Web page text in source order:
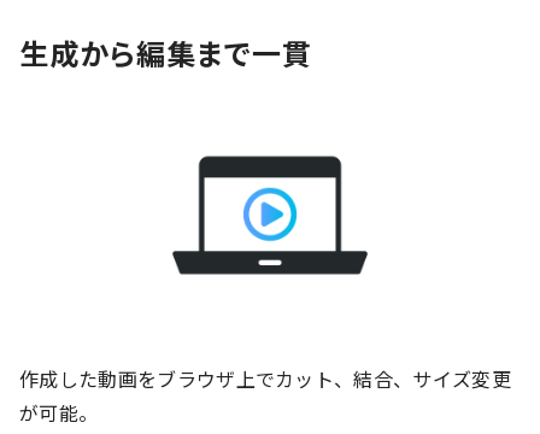
生成から編集まで一貫
作成した動画をブラウザ上でカット、結合、サイズ変更
が可能。